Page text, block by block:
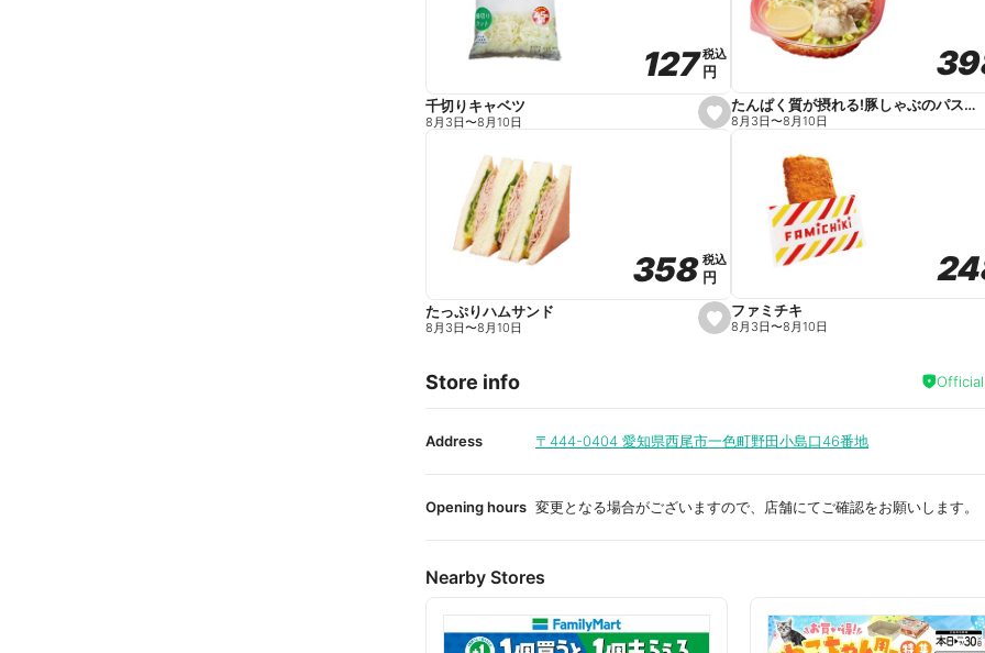
e
s
e
e
127
127税込
税込
円
円
千切りキャベツ
8月3日〜8月10日
たんぱく質が摂れる!豚しゃぶのパスタサラダ
8月3日〜8月10日
s
e
i
t
358
358税込
税込
円
円
たっぷりハムサンド
8月3日〜8月10日
ファミチキ
8月3日〜8月10日
Store info
Address 〒444-0404 愛知県西尾市一色町野田小島口46番地
Opening hours 変更となる場合がございますので、店舗にてご確認をお願いします。
Nearby Stores